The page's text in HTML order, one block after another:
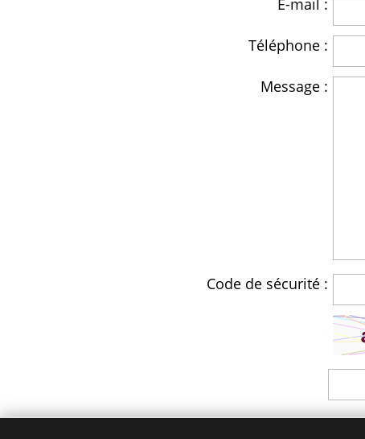
E-mail :
Téléphone :
Message :
Code de sécurité :